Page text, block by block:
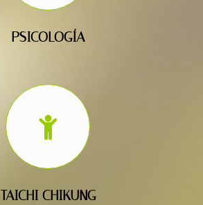
PSICOLOGÍA
TAICHI CHIKUNG